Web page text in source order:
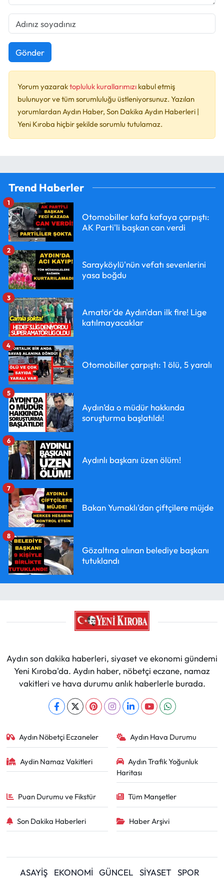
Gönder
Yorum yazaraktopluluk kurallarımızı kabul etmiş
bulunuyor ve tüm sorumluluğu üstleniyorsunuz. Yazılan
yorumlardan Aydın Haber, Son Dakika Aydın Haberleri |
Yeni Kıroba hiçbir şekilde sorumlu tutulamaz.
Trend Haberler
Otomobiller kafa kafaya çarpıştı:
AK Parti'li başkan can verdi
1
Sarayköylü'nün vefatı sevenlerini
yasa boğdu
2
Amatör'de Aydın'dan ilk fire! Lige
katılmayacaklar
3
Otomobiller çarpıştı: 1 ölü, 5 yaralı
4
Aydın’da o müdür hakkında
soruşturma başlatıldı!
5
Aydınlı başkanı üzen ölüm!
6
Bakan Yumaklı'dan çiftçilere müjde
7
Gözaltına alınan belediye başkanı
tutuklandı
8
Aydın son dakika haberleri, siyaset ve ekonomi gündemi
Yeni Kıroba'da. Aydın haber, nöbetçi eczane, namaz
vakitleri ve hava durumu anlık haberlerle burada.
Aydın Nöbetçi Eczaneler Aydın Hava Durumu
Aydin Namaz Vakitleri
Aydın Trafik Yoğunluk
Haritası
Puan Durumu ve Fikstür Tüm Manşetler
Son Dakika Haberleri Haber Arşivi
ASAYİŞ EKONOMİ GÜNCEL SİYASET SPOR